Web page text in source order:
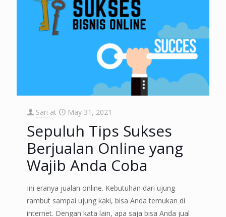
Sari at May 31, 2021
Sepuluh Tips Sukses
Berjualan Online yang
Wajib Anda Coba
Ini eranya jualan online. Kebutuhan dari ujung
rambut sampai ujung kaki, bisa Anda temukan di
internet. Dengan kata lain, apa saja bisa Anda jual